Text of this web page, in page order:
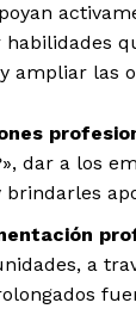
ampliar las
dar a los
a